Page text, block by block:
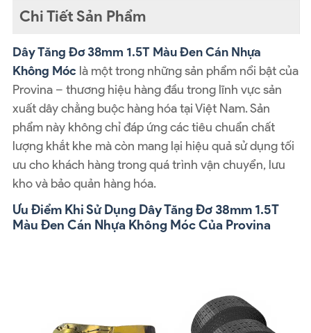
Chi Tiết Sản Phẩm
Dây Tăng Đơ 38mm 1.5T Màu Đen Cán Nhựa
Không Móc là một trong những sản phẩm nổi bật của
Provina – thương hiệu hàng đầu trong lĩnh vực sản
xuất dây chằng buộc hàng hóa tại Việt Nam. Sản
phẩm này không chỉ đáp ứng các tiêu chuẩn chất
lượng khắt khe mà còn mang lại hiệu quả sử dụng tối
ưu cho khách hàng trong quá trình vận chuyển, lưu
kho và bảo quản hàng hóa.
Ưu Điểm Khi Sử Dụng Dây Tăng Đơ 38mm 1.5T
Màu Đen Cán Nhựa Không Móc Của Provina